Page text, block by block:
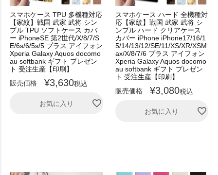
スマホケース TPU 多機種対応
【家紋】戦国 武家 武将 シン
プル TPU ソフトケース カバ
ー iPhoneSE 第2世代/X/8/7/S
E/6s/6/5s/5 プラス アイフォン
Xperia Galaxy Aquos docomo
au softbank ギフト プレゼン
ト 受注生産【印刷】
販売価格
¥3,630税込
お気に入り
スマホケース ハード 全機種対
応【家紋】戦国 武家 武将 シ
ンプル ハード クリアケース
カバー iPhone iPhone17/16/1
5/14/13/12/SE/11/XS/XR/XSM
ax/X/8/7/6 プラス アイフォン
Xperia Galaxy Aquos docomo
au softbank ギフト プレゼン
ト 受注生産【印刷】
販売価格
¥3,080税込
お気に入り